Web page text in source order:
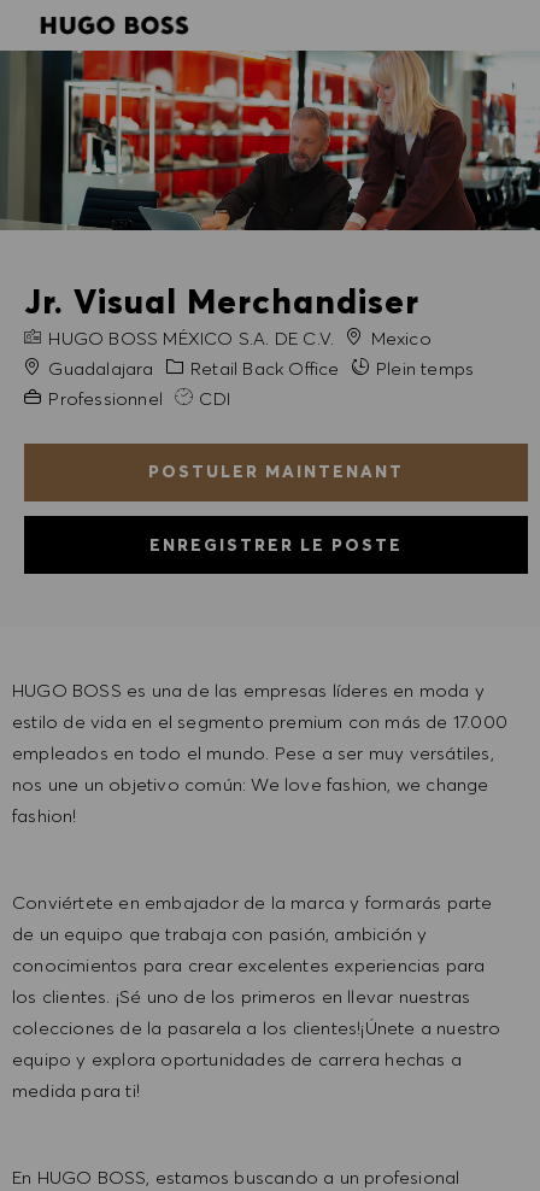
Jr. Visual Merchandiser
NOM DE L'ENTREPRISE
HUGO BOSS MÉXICO S.A. DE C.V.
Mexico
VilleGuadalajara Catégorie
Retail Back Office
Plein temps
Expérience requise
Professionnel CDI
POSTULER MAINTENANT
ENREGISTRER LE POSTE
HUGO BOSS es una de las empresas líderes en moda y
estilo de vida en el segmento premium con más de 17.000
empleados en todo el mundo. Pese a ser muy versátiles,
nos une un objetivo común: We love fashion, we change
fashion!
Conviértete en embajador de la marca y formarás parte
de un equipo que trabaja con pasión, ambición y
conocimientos para crear excelentes experiencias para
los clientes. ¡Sé uno de los primeros en llevar nuestras
colecciones de la pasarela a los clientes!¡Únete a nuestro
equipo y explora oportunidades de carrera hechas a
medida para ti!
En HUGO BOSS, estamos buscando a un profesional